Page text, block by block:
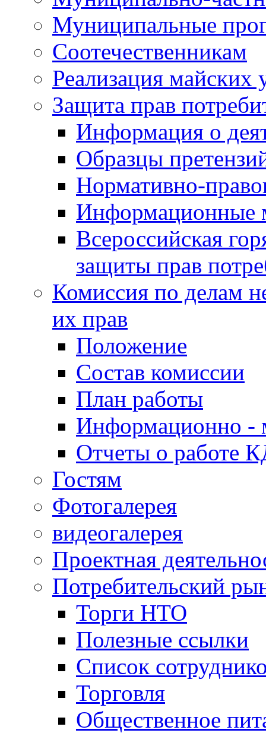
Муниципальные
Соотечественникам
Реализация майских
Защита прав
Информация о
Образцы
Нормативно-
Информационные
Всероссийская
защиты прав
Комиссия по делам
их прав
Положение
Состав комиссии
План работы
Информационно -
Отчеты о работе
Гостям
Фотогалерея
видеогалерея
Проектная
Потребительский
Торги НТО
Полезные ссылки
Список
Торговля
Общественное